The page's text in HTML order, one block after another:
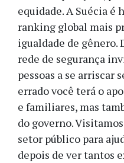
equidade. A Suécia é
ranking global mais
igualdade de gênero.
rede de segurança
pessoas a se arriscar
errado você terá o
e familiares, mas
do governo.
setor público para
depois de ver tantos